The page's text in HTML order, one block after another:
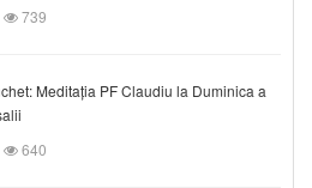
739
Meditația PF Claudiu la Duminica a
640